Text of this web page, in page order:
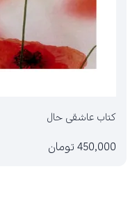
کتاب عاشقی حال
450,000 تومان